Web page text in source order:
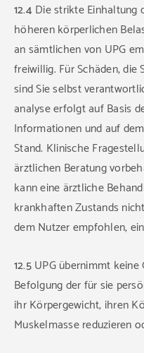
12.4Die strikte Einhaltung
höheren körperlichen
an sämtlichen von UPG
freiwillig. Für Schäden, die
sind Sie selbst
analyse erfolgt auf Basis
Informationen und auf
Stand. Klinische
ärztlichen Beratung
kann eine ärztliche
krankhaften Zustands
dem Nutzer empfohlen,
12.5UPG übernimmt keine
Befolgung der für sie
ihr Körpergewicht, ihren
Muskelmasse reduzieren